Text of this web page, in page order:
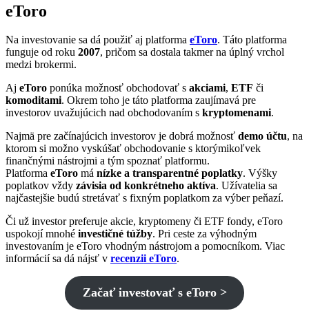
eToro
Na investovanie sa dá použiť aj platforma eToro. Táto platforma
funguje od roku 2007, pričom sa dostala takmer na úplný vrchol
medzi brokermi.
Aj eToro ponúka možnosť obchodovať s akciami, ETF či
komoditami. Okrem toho je táto platforma zaujímavá pre
investorov uvažujúcich nad obchodovaním s kryptomenami.
Najmä pre začínajúcich investorov je dobrá možnosť demo účtu, na
ktorom si možno vyskúšať obchodovanie s ktorýmikoľvek
finančnými nástrojmi a tým spoznať platformu.
Platforma eToro má nízke a transparentné poplatky. Výšky
poplatkov vždy závisia od konkrétneho aktíva. Užívatelia sa
najčastejšie budú stretávať s fixným poplatkom za výber peňazí.
Či už investor preferuje akcie, kryptomeny či ETF fondy, eToro
uspokojí mnohé investičné túžby. Pri ceste za výhodným
investovaním je eToro vhodným nástrojom a pomocníkom. Viac
informácií sa dá nájsť v recenzii eToro.
Začať investovať s eToro >